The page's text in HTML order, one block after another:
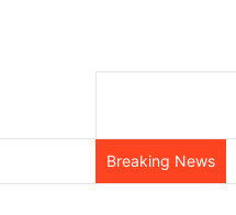
Breaking News